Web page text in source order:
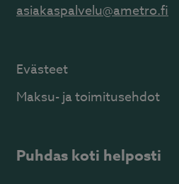
asiakaspalvelu@ametro.fi
Evästeet
Maksu- ja toimitusehdot
Puhdas koti helposti